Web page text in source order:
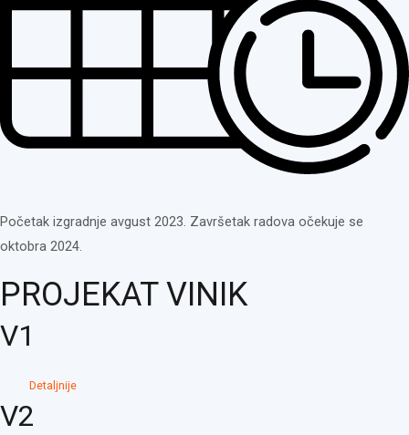
Početak izgradnje avgust 2023. Završetak radova očekuje se
oktobra 2024.
PROJEKAT VINIK
V1
Detaljnije
V2